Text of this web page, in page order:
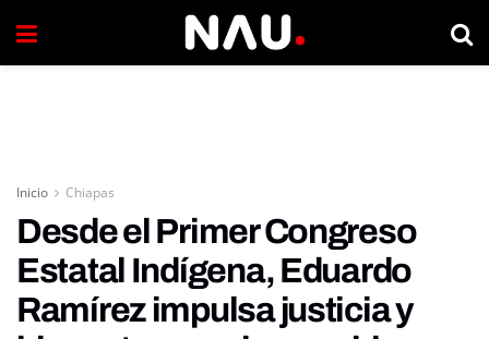
Inicio Chiapas
Desde el Primer Congreso
Estatal Indígena, Eduardo
Ramírez impulsa justicia y